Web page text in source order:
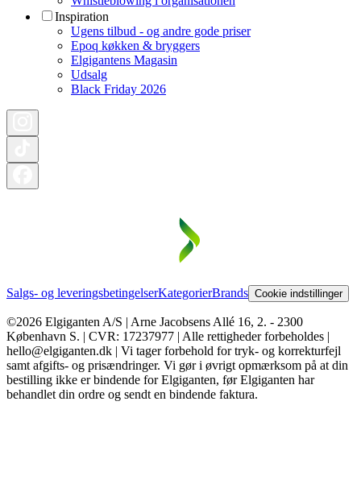
Inspiration
Ugens tilbud - og andre gode priser
Epoq køkken & bryggers
Elgigantens Magasin
Udsalg
Black Friday 2026
Salgs- og leveringsbetingelserKategorierBrands Cookie indstillinger
©2026 Elgiganten A/S | Arne Jacobsens Allé 16, 2. - 2300
København S. | CVR: 17237977 | Alle rettigheder forbeholdes |
hello@elgiganten.dk | Vi tager forbehold for tryk- og korrekturfejl
samt afgifts- og prisændringer. Vi gør i øvrigt opmærksom på at din
bestilling ikke er bindende for Elgiganten, før Elgiganten har
behandlet din ordre og sendt en bindende faktura.